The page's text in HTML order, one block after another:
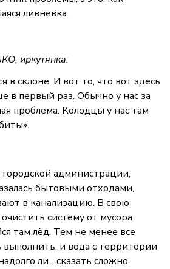
ливнёвка.
иркутянка:
в склоне. И вот то, что вот здесь
в первый раз. Обычно у нас за
проблема. Колодцы у нас там
администрации,
бытовыми отходами,
в канализацию. В свою
систему от мусора
там лёд. Тем не менее все
выполнить, и вода с территории
ли... сказать сложно.